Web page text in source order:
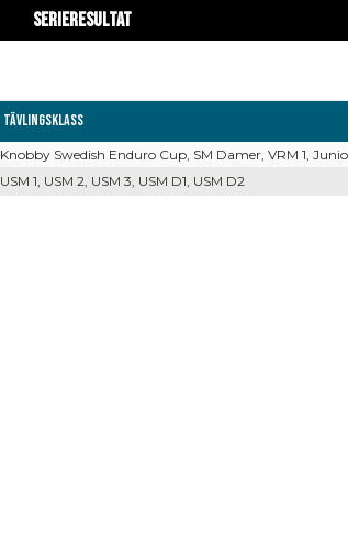
Serieresultat
Tävlingsklass
Knobby Swedish Enduro Cup, SM Damer, VRM 1,
USM 1, USM 2, USM 3, USM D1, USM D2